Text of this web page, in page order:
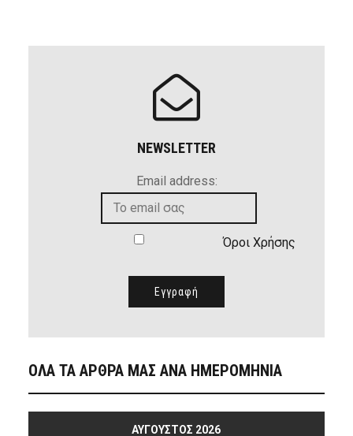
NEWSLETTER
Email address:
Όροι Χρήσης
ΟΛΑ ΤΑ ΑΡΘΡΑ ΜΑΣ ΑΝΑ ΗΜΕΡΟΜΗΝΙΑ
ΑΎΓΟΥΣΤΟΣ 2026